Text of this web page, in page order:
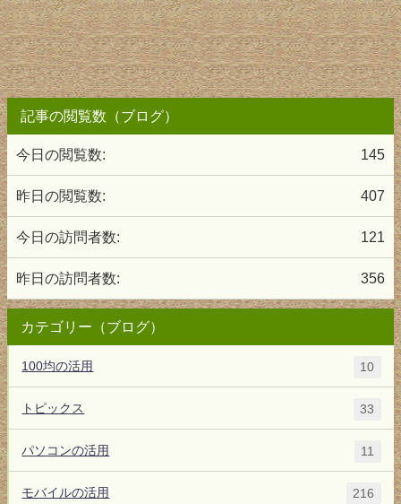
記事の閲覧数（ブログ）
145
今日の閲覧数:
407
昨日の閲覧数:
121
今日の訪問者数:
356
昨日の訪問者数:
カテゴリー（ブログ）
100均の活用 10
トピックス 33
パソコンの活用 11
モバイルの活用 216